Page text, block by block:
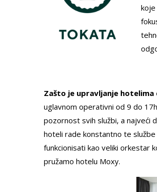
Zašto je upravljanje
uglavnom operativni od 9 do
pozornost svih službi, a najveći
hoteli rade konstantno te
funkcionisati kao veliki orkestar
pružamo hotelu Moxy.